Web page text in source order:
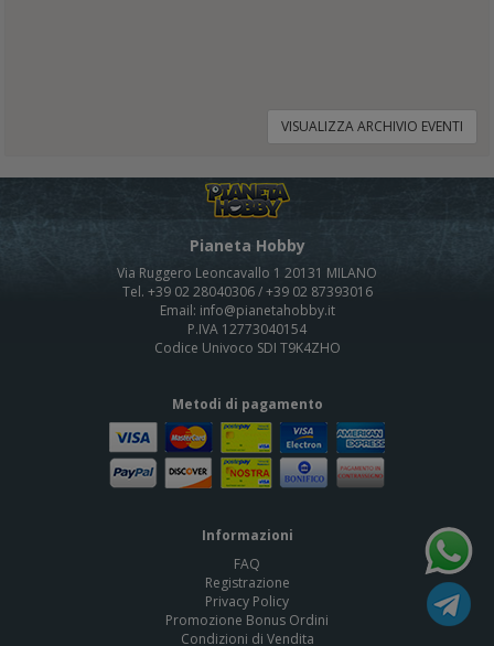
VISUALIZZA ARCHIVIO EVENTI
Pianeta Hobby
Via Ruggero Leoncavallo 1 20131 MILANO
Tel. +39 02 28040306 / +39 02 87393016
Email: info@pianetahobby.it
P.IVA 12773040154
Codice Univoco SDI T9K4ZHO
Metodi di pagamento
Informazioni
FAQ
Registrazione
Privacy Policy
Promozione Bonus Ordini
Condizioni di Vendita